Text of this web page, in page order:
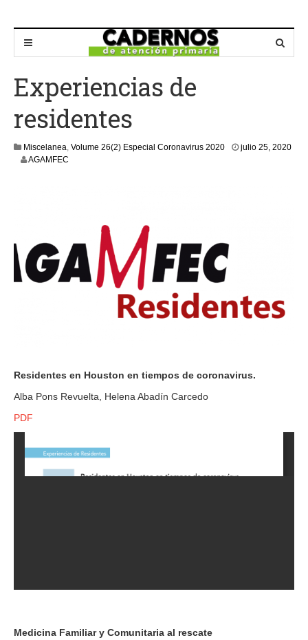
Experiencias de
residentes
Miscelanea, Volume 26(2) Especial Coronavirus 2020
julio 25, 2020
,
2
AGAMFEC
Residentes en Houston en tiempos de coronavirus.
Alba Pons Revuelta, Helena Abadín Carcedo
PDF
Medicina Familiar y Comunitaria al rescate